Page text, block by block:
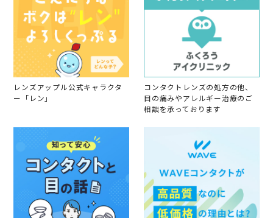
レンズアップル公式キャラクタ
ー「レン」
コンタクトレンズの処方の他、
目の痛みやアレルギー治療のご
相談を承っております